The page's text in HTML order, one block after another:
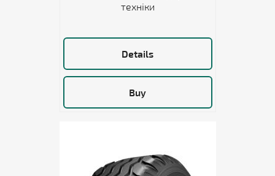
техніки
Details
Buy